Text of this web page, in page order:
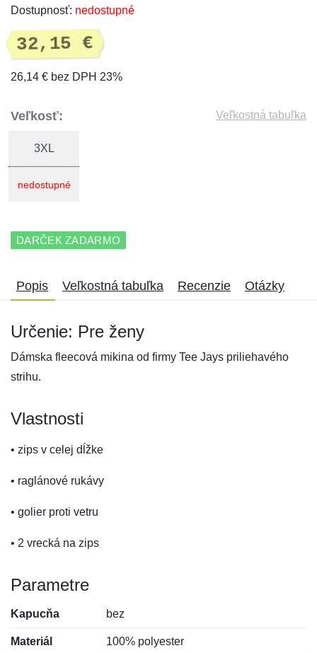
Dostupnosť: nedostupné
32,15 €
26,14 € bez DPH 23%
Veľkosť: Veľkostná tabuľka
3XL
nedostupné
DARČEK ZADARMO
Popis Veľkostná tabuľka Recenzie Otázky
Určenie: Pre ženy
Dámska fleecová mikina od firmy Tee Jays priliehavého
strihu.
Vlastnosti
• zips v celej dĺžke
• raglánové rukávy
• golier proti vetru
• 2 vrecká na zips
Parametre
Kapucňa bez
Materiál 100% polyester